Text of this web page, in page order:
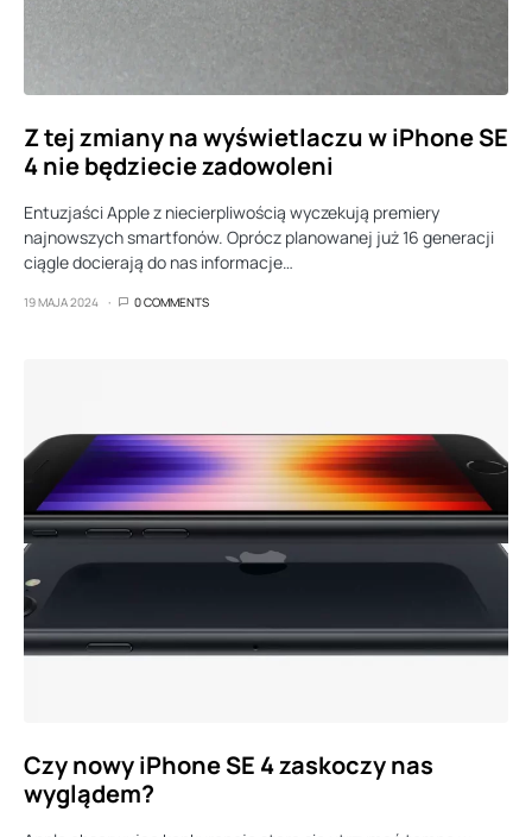
Z tej zmiany na wyświetlaczu w iPhone SE
4 nie będziecie zadowoleni
Entuzjaści Apple z niecierpliwością wyczekują premiery
najnowszych smartfonów. Oprócz planowanej już 16 generacji
ciągle docierają do nas informacje…
19 MAJA 2024 0 COMMENTS
Czy nowy iPhone SE 4 zaskoczy nas
wyglądem?